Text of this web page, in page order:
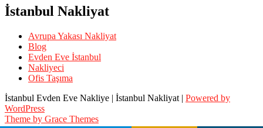
İstanbul Nakliyat
Avrupa Yakası Nakliyat
Blog
Evden Eve İstanbul
Nakliyeci
Ofis Taşıma
İstanbul Evden Eve Nakliye | İstanbul Nakliyat | Powered by
WordPress
Theme by Grace Themes